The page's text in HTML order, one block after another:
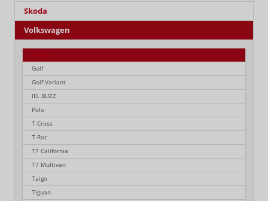
Skoda
Volkswagen
Golf
Golf Variant
ID. BUZZ
Polo
T-Cross
T-Roc
T7 California
T7 Multivan
Taigo
Tiguan